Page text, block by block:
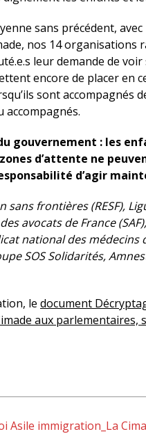
sans précédent,
nos 14 organisations
leur demande de
encore de placer en
sont accompagnés
accompagnés.
gouvernement : les
d’attente ne
d’agir
sans frontières (RESF),
avocats de France
national des médecins
SOS Solidarités,
le document
aux parlementaires,
Asile immigration_La